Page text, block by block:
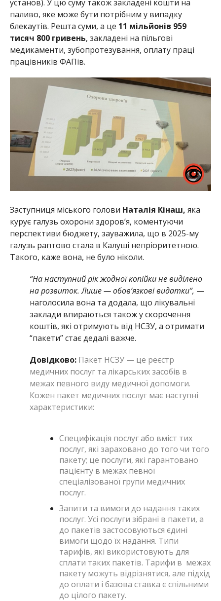
установ). У цю суму також закладені кошти на
паливо, яке може бути потрібним у випадку
блекаутів. Решта суми, а це 11 мільйонів 959
тисяч 800 гривень, закладені на пільгові
медикаменти, зубопротезування, оплату праці
працівників ФАПів.
Заступниця міського голови Наталія Кінаш, яка
курує галузь охорони здоров’я, коментуючи
перспективи бюджету, зауважила, що в 2025-му
галузь раптово стала в Калуші непріоритетною.
Такого, каже вона, не було ніколи.
“На наступний рік жодної копійки не виділено
на розвиток. Лише — обов’язкові видатки”, —
наголосила вона та додала, що лікувальні
заклади впираються також у скорочення
коштів, які отримують від НСЗУ, а отримати
“пакети” стає дедалі важче.
Довідково: Пакет НСЗУ — це реєстр
медичних послуг та лікарських засобів в
межах певного виду медичної допомоги.
Кожен пакет медичних послуг має наступні
характеристики:
Специфікація послуг або вміст тих
послуг, які зараховано до того чи того
пакету; це послуги, які гарантовано
пацієнту в межах певної
спеціалізованої групи медичних
послуг.
Запити та вимоги до надання таких
послуг. Усі послуги зібрані в пакети, а
до пакетів застосовуються єдині
вимоги щодо їх надання. Типи
тарифів, які використовують для
сплати таких пакетів. Тарифи в межах
пакету можуть відрізнятися, але підхід
до оплати і базова ставка є спільними
до цілого пакету.